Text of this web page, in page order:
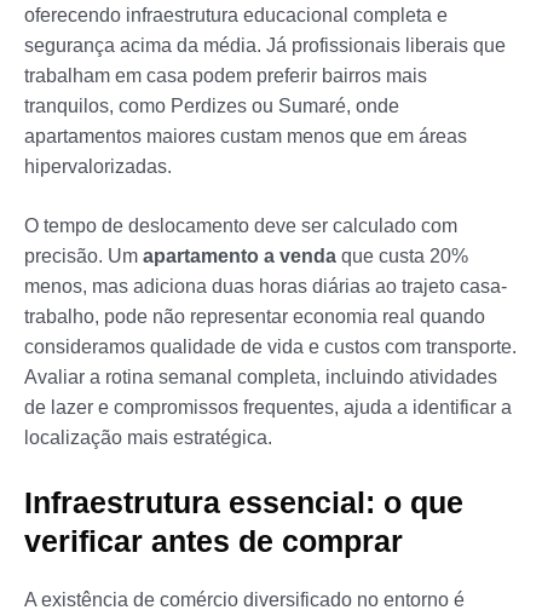
oferecendo infraestrutura educacional completa e
segurança acima da média. Já profissionais liberais que
trabalham em casa podem preferir bairros mais
tranquilos, como Perdizes ou Sumaré, onde
apartamentos maiores custam menos que em áreas
hipervalorizadas.
O tempo de deslocamento deve ser calculado com
precisão. Um apartamento a venda que custa 20%
menos, mas adiciona duas horas diárias ao trajeto casa-
trabalho, pode não representar economia real quando
consideramos qualidade de vida e custos com transporte.
Avaliar a rotina semanal completa, incluindo atividades
de lazer e compromissos frequentes, ajuda a identificar a
localização mais estratégica.
Infraestrutura essencial: o que
verificar antes de comprar
A existência de comércio diversificado no entorno é